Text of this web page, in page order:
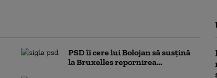
PSD îi cere lui Bolojan să susțină
la Bruxelles repornirea...